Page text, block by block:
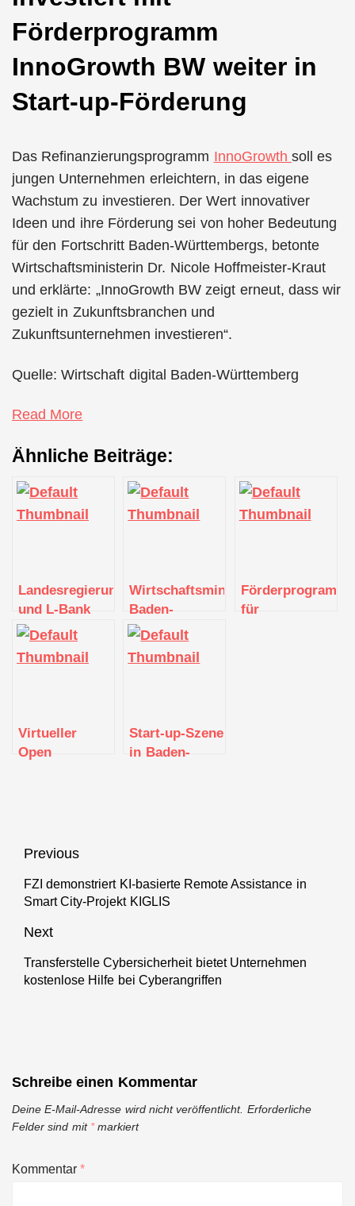
Förderprogramm
InnoGrowth BW weiter in
Start-up-Förderung
Das Refinanzierungsprogramm InnoGrowth soll es
jungen Unternehmen erleichtern, in das eigene
Wachstum zu investieren. Der Wert innovativer
Ideen und ihre Förderung sei von hoher Bedeutung
für den Fortschritt Baden-Württembergs, betonte
Wirtschaftsministerin Dr. Nicole Hoffmeister-Kraut
und erklärte: „InnoGrowth BW zeigt erneut, dass wir
gezielt in Zukunftsbranchen und
Zukunftsunternehmen investieren“.
Quelle: Wirtschaft digital Baden-Württemberg
Read More
Ähnliche Beiträge:
Landesregierung
und L-Bank
weiten Start-
up-Förderung
aus / Neues
Wirtschaftsministerium
Baden-
Württemberg
fördert zehn
Projekte zur
Förderprogramm
für
Virtueller
Open
2021:
zielgerichtet –
zukunftsorientiert
Start-up-Szene
in Baden-
Beitragsnavigation
Previous
Previous
post:
FZI demonstriert KI-basierte Remote Assistance in
Smart City-Projekt KIGLIS
Next
Next
post:
Transferstelle Cybersicherheit bietet Unternehmen
kostenlose Hilfe bei Cyberangriffen
Schreibe einen Kommentar
Deine E-Mail-Adresse wird nicht veröffentlicht. Erforderliche
Felder sind mit *markiert
Kommentar*